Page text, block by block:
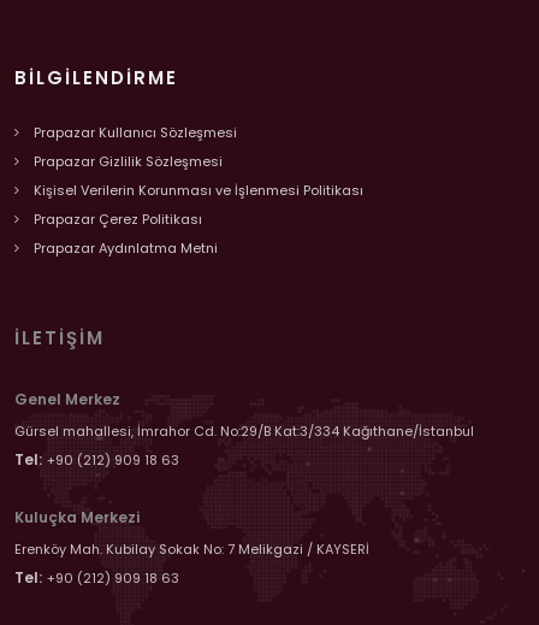
BILGILENDIRME
Prapazar Kullanıcı Sözleşmesi
Prapazar Gizlilik Sözleşmesi
Kişisel Verilerin Korunması ve İşlenmesi Politikası
Prapazar Çerez Politikası
Prapazar Aydınlatma Metni
İLETIŞIM
Genel Merkez
Gürsel mahallesi, İmrahor Cd. No:29/B Kat:3/334 Kağıthane/İstanbul
Tel: +90 (212) 909 18 63
Kuluçka Merkezi
Erenköy Mah. Kubilay Sokak No: 7 Melikgazi / KAYSERİ
Tel: +90 (212) 909 18 63